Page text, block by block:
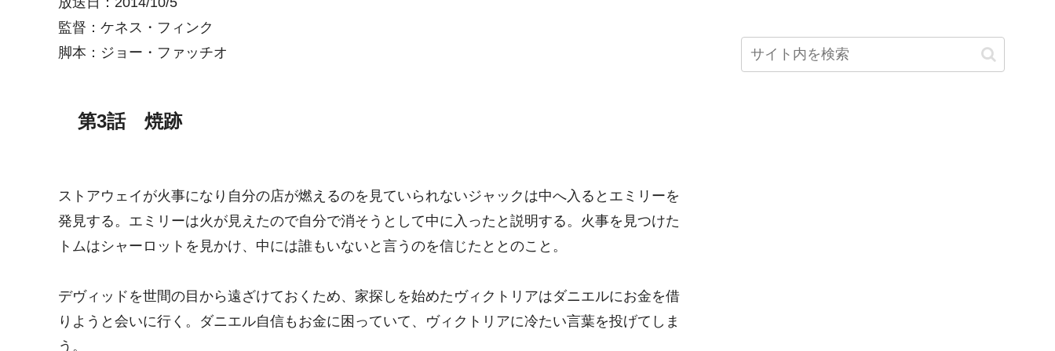
監督：ケネス・フィンク
脚本：ジョー・ファッチオ
第3話 焼跡
ストアウェイが火事になり自分の店が燃えるのを見ていられないジャックは中へ入るとエミリーを
発見する。エミリーは火が見えたので自分で消そうとして中に入ったと説明する。火事を見つけた
トムはシャーロットを見かけ、中には誰もいないと言うのを信じたととのこと。
デヴィッドを世間の目から遠ざけておくため、家探しを始めたヴィクトリアはダニエルにお金を借
りようと会いに行く。ダニエル自信もお金に困っていて、ヴィクトリアに冷たい言葉を投げてしま
う。